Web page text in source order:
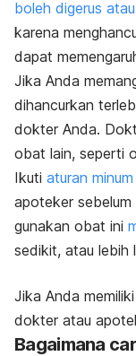
boleh digerus
karena
dapat
Jika Anda
dihancurkan
dokter Anda.
obat lain, seperti
Ikuti aturan
apoteker
gunakan obat ini
sedikit, atau lebih
Jika Anda
dokter atau
Bagaimana